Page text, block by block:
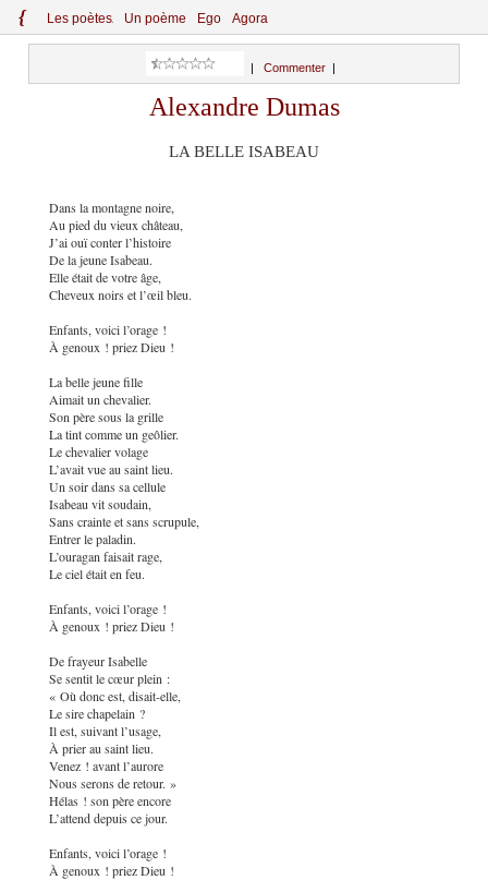
{ Les poètes Un poème Ego Agora
Commenter
Alexandre Dumas
LA BELLE ISABEAU
Dans la montagne noire,
Au pied du vieux château,
J’ai ouï conter l’histoire
De la jeune Isabeau.
Elle était de votre âge,
Cheveux noirs et l’œil bleu.
Enfants, voici l’orage !
À genoux ! priez Dieu !
La belle jeune fille
Aimait un chevalier.
Son père sous la grille
La tint comme un geôlier.
Le chevalier volage
L’avait vue au saint lieu.
Un soir dans sa cellule
Isabeau vit soudain,
Sans crainte et sans scrupule,
Entrer le paladin.
L’ouragan faisait rage,
Le ciel était en feu.
Enfants, voici l’orage !
À genoux ! priez Dieu !
De frayeur Isabelle
Se sentit le cœur plein :
« Où donc est, disait-elle,
Le sire chapelain ?
Il est, suivant l’usage,
À prier au saint lieu.
Venez ! avant l’aurore
Nous serons de retour. »
Hélas ! son père encore
L’attend depuis ce jour.
Enfants, voici l’orage !
À genoux ! priez Dieu !